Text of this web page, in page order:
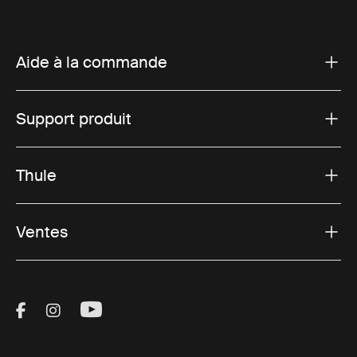
Aide à la commande
Support produit
Thule
Ventes
Visit Thule on Facebook (external link)
Visit Thule on Instagram (external link)
Visit Thule on Youtube (external